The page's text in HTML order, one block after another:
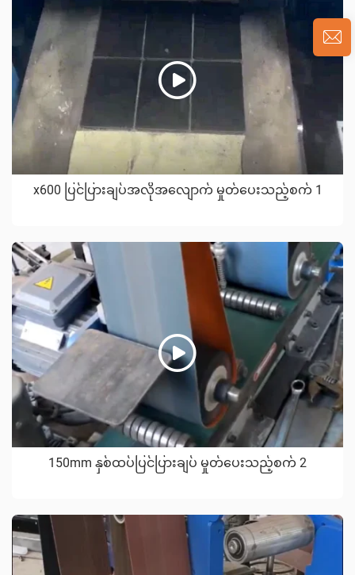
x600 ပြင်ပြားချပ်အလိုအလျောက် မှုတ်ပေးသည့်စက် 1
150mm နှစ်ထပ်ပြင်ပြားချပ် မှုတ်ပေးသည့်စက် 2